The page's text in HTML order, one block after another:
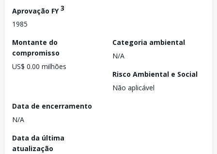
Aprovação FY3
1985
Montante do
compromisso
US$ 0.00 milhões
Categoria ambiental
N/A
Risco Ambiental e Social
Não aplicável
Data de encerramento
N/A
Data da última
atualização